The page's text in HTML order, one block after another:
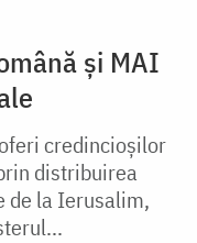
și MAI
credincioșilor
distribuirea
de la Ierusalim,